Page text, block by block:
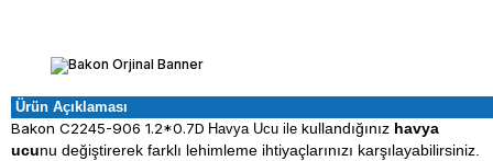
Ürün Açıklaması
Bakon C2245-906 1.2*0.7D Havya Ucu ile kullandığınız havya
ucunu değiştirerek farklı lehimleme ihtiyaçlarınızı karşılayabilirsiniz.